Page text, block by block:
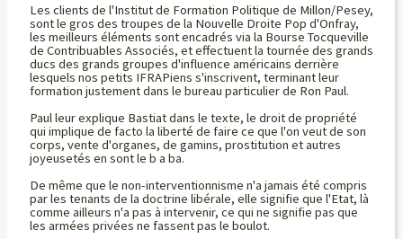
Les clients de l'Institut de Formation Politique de Millon/Pesey,
sont le gros des troupes de la Nouvelle Droite Pop d'Onfray,
les meilleurs éléments sont encadrés via la Bourse Tocqueville
de Contribuables Associés, et effectuent la tournée des grands
ducs des grands groupes d'influence américains derrière
lesquels nos petits IFRAPiens s'inscrivent, terminant leur
formation justement dans le bureau particulier de Ron Paul.
Paul leur explique Bastiat dans le texte, le droit de propriété
qui implique de facto la liberté de faire ce que l'on veut de son
corps, vente d'organes, de gamins, prostitution et autres
joyeusetés en sont le b a ba.
De même que le non-interventionnisme n'a jamais été compris
par les tenants de la doctrine libérale, elle signifie que l'Etat, là
comme ailleurs n'a pas à intervenir, ce qui ne signifie pas que
les armées privées ne fassent pas le boulot.